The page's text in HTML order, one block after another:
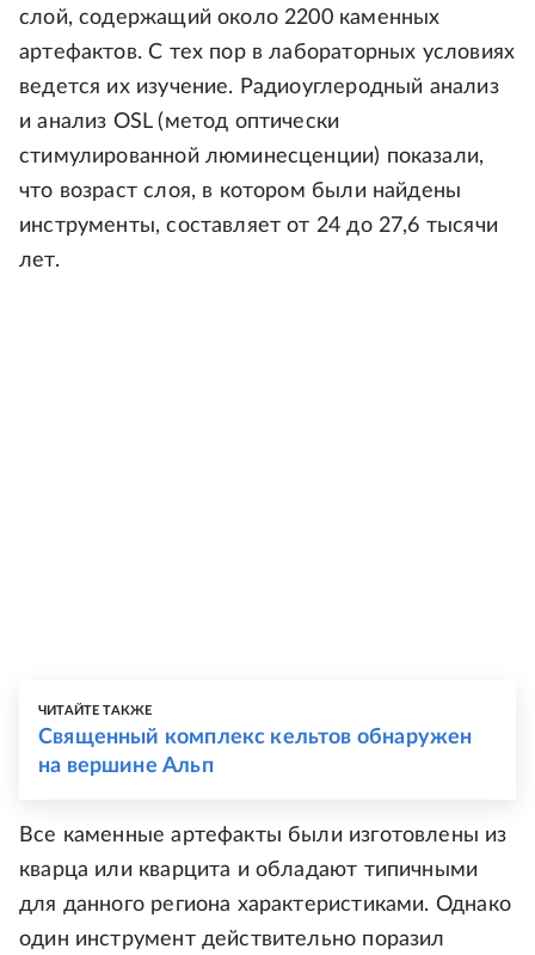
слой, содержащий около 2200 каменных
артефактов. С тех пор в лабораторных условиях
ведется их изучение. Радиоуглеродный анализ
и анализ OSL (метод оптически
стимулированной люминесценции) показали,
что возраст слоя, в котором были найдены
инструменты, составляет от 24 до 27,6 тысячи
лет.
ЧИТАЙТЕ ТАКЖЕ
Священный комплекс кельтов обнаружен
на вершине Альп
Все каменные артефакты были изготовлены из
кварца или кварцита и обладают типичными
для данного региона характеристиками. Однако
один инструмент действительно поразил